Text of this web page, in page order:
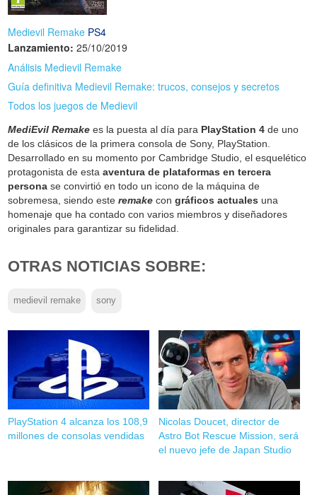
Medievil Remake PS4
Lanzamiento: 25/10/2019
Análisis Medievil Remake
Guía definitiva Medievil Remake: trucos, consejos y secretos
Todos los juegos de Medievil
MediEvil Remake es la puesta al día para PlayStation 4 de uno
de los clásicos de la primera consola de Sony, PlayStation.
Desarrollado en su momento por Cambridge Studio, el esquelético
protagonista de estaaventura de plataformas en tercera
persona se convirtió en todo un icono de la máquina de
sobremesa, siendo esteremake congráficos actuales una
homenaje que ha contado con varios miembros y diseñadores
originales para garantizar su fidelidad.
OTRAS NOTICIAS SOBRE:
medievil remake sony
PlayStation 4 alcanza los 108,9
millones de consolas vendidas
Nicolas Doucet, director de
Astro Bot Rescue Mission, será
el nuevo jefe de Japan Studio